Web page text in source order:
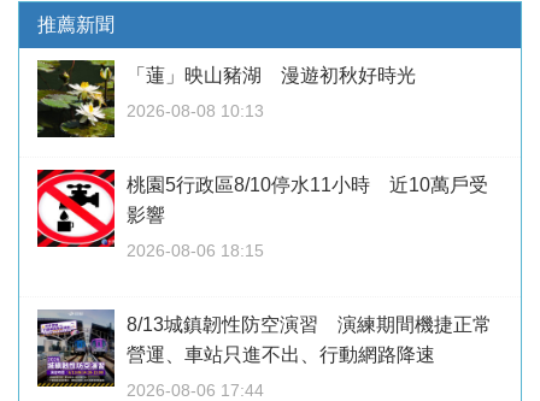
推薦新聞
「蓮」映山豬湖 漫遊初秋好時光
2026-08-08 10:13
桃園5行政區8/10停水11小時 近10萬戶受
影響
2026-08-06 18:15
8/13城鎮韌性防空演習 演練期間機捷正常
營運、車站只進不出、行動網路降速
2026-08-06 17:44